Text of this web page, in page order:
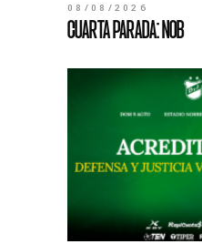
08/08/2026
CUARTA PARADA: NOB